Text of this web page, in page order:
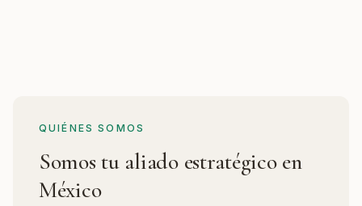
QUIÉNES SOMOS
Somos tu aliado estratégico en
México